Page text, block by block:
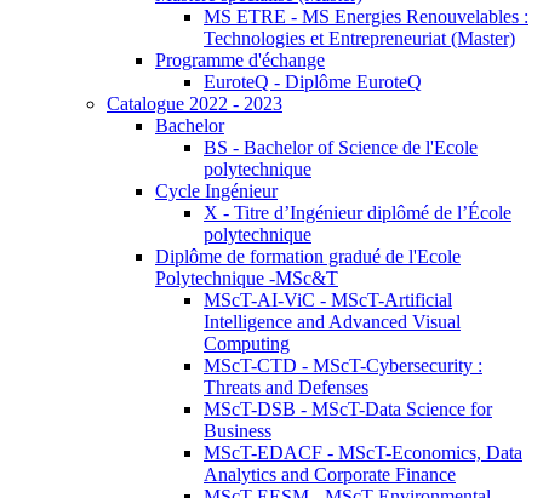
MS ETRE - MS Energies Renouvelables :
Technologies et Entrepreneuriat (Master)
Programme d'échange
EuroteQ - Diplôme EuroteQ
Catalogue 2022 - 2023
Bachelor
BS - Bachelor of Science de l'Ecole
polytechnique
Cycle Ingénieur
X - Titre d’Ingénieur diplômé de l’École
polytechnique
Diplôme de formation gradué de l'Ecole
Polytechnique -MSc&T
MScT-AI-ViC - MScT-Artificial
Intelligence and Advanced Visual
Computing
MScT-CTD - MScT-Cybersecurity :
Threats and Defenses
MScT-DSB - MScT-Data Science for
Business
MScT-EDACF - MScT-Economics, Data
Analytics and Corporate Finance